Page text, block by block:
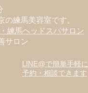
の練馬美容室です。
練馬ヘッドスパサロン
サロン
LINE@で簡単手軽に
予約・相談できます